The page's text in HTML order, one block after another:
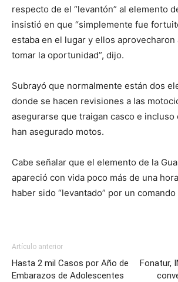
respecto de el “levantón” al elemento
insistió en que “simplemente fue
estaba en el lugar y ellos
tomar la oportunidad”, dijo.
Subrayó que normalmente están dos
donde se hacen revisiones a las
asegurarse que traigan casco e incluso
han asegurado motos.
Cabe señalar que el elemento de la
apareció con vida poco más de una
haber sido “levantado” por un comando
Artículo anterior
Hasta 2 mil Casos por Año de
Embarazos de Adolescentes
Fonatur,